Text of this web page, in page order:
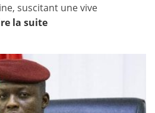
suscitant une vive
la suite